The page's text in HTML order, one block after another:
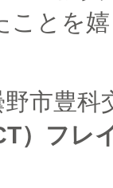
ことを
市豊科
）フレ